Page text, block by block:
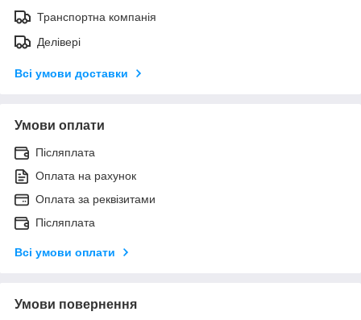
Транспортна компанія
Делівері
Всі умови доставки
Умови оплати
Післяплата
Оплата на рахунок
Оплата за реквізитами
Післяплата
Всі умови оплати
Умови повернення